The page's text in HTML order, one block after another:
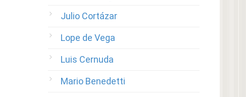
Julio Cortázar
Lope de Vega
Luis Cernuda
Mario Benedetti